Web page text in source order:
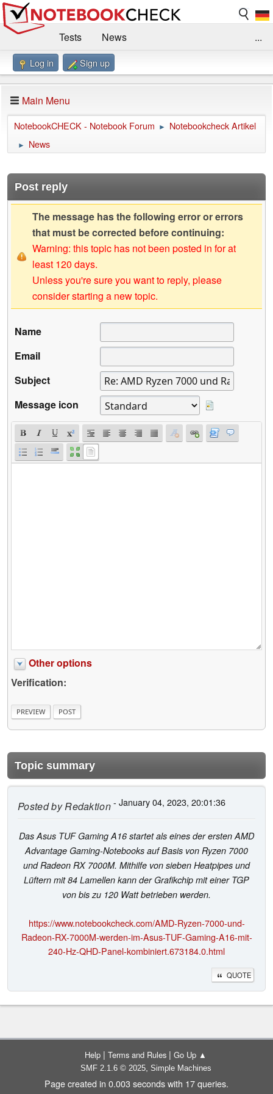
Tests
News
Benchmarks / Technik
Forum
Impressum
...
Log in Sign up
Main Menu
NotebookCHECK - Notebook Forum ► Notebookcheck Artikel
► News
Post reply
The message has the following error or errors
that must be corrected before continuing:
Warning: this topic has not been posted in for at
least 120 days.
Unless you're sure you want to reply, please
consider starting a new topic.
Name
Email
Subject
Message icon
Other options
Verification:
Topic summary
Posted byRedaktion- January 04, 2023, 20:01:36
Das Asus TUF Gaming A16 startet als eines der ersten AMD
Advantage Gaming-Notebooks auf Basis von Ryzen 7000
und Radeon RX 7000M. Mithilfe von sieben Heatpipes und
Lüftern mit 84 Lamellen kann der Grafikchip mit einer TGP
von bis zu 120 Watt betrieben werden.
https://www.notebookcheck.com/AMD-Ryzen-7000-und-
Radeon-RX-7000M-werden-im-Asus-TUF-Gaming-A16-mit-
240-Hz-QHD-Panel-kombiniert.673184.0.html
QUOTE
Help | Terms and Rules | Go Up ▲
SMF 2.1.6 © 2025, Simple Machines
Page created in 0.003 seconds with 17 queries.